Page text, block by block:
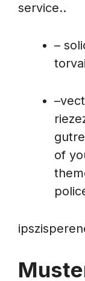
service..
–
of